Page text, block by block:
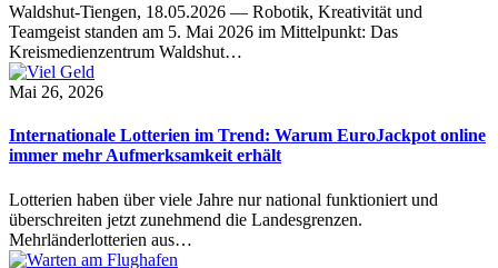
Waldshut-Tiengen, 18.05.2026 — Robotik, Kreativität und
Teamgeist standen am 5. Mai 2026 im Mittelpunkt: Das
Kreismedienzentrum Waldshut…
Mai 26, 2026
Internationale Lotterien im Trend: Warum EuroJackpot online
immer mehr Aufmerksamkeit erhält
Lotterien haben über viele Jahre nur national funktioniert und
überschreiten jetzt zunehmend die Landesgrenzen.
Mehrländerlotterien aus…